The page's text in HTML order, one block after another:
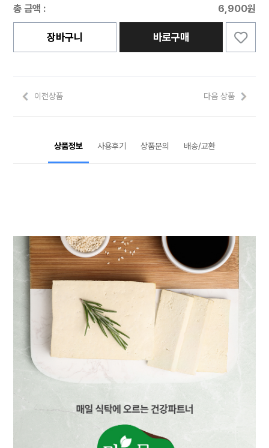
총 금액 : 6,900원
장바구니 바로구매
이전상품 다음 상품
상품정보 사용후기 상품문의 배송/교환